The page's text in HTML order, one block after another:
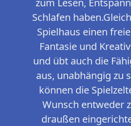
zum Lesen,
Schlafen
Spielhaus einen
Fantasie und
und übt auch die
aus, unabhängig zu
können die
Wunsch entweder
draußen